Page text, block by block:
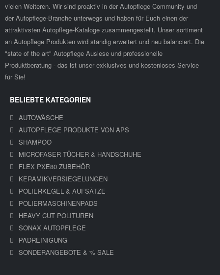
vielen Weiteren. Wir sind proaktiv in der Autopflege Community und
der Autopflege-Branche unterwegs und haben für Euch einen der
attraktivsten Autopflege-Kataloge zusammengestellt. Unser sortiment
an Autopflege Produkten wird ständig erweitert und neu balanciert. Die
"state of the art" Autopflege Auslese und professionelle
Produktberatung - das ist unser exklusives und kostenloses Service
für Sie!
BELIEBTE KATEGORIEN
AUTOWÄSCHE
AUTOPFLEGE PRODUKTE VON APS
SHAMPOO
MICROFASER TÜCHER & HANDSCHUHE
FLEX PXE80 ZUBEHÖR
KERAMIKVERSIEGELUNGEN
POLIERKEGEL & AUFSÄTZE
POLIERMASCHINENPADS
HEAVY CUT POLITUREN
SONAX AUTOPFLEGE
PADREINIGUNG
SONDERANGEBOTE & % SALE